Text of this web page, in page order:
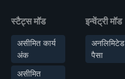
स्टैट्स मॉड
असीमित कार्य
अंक
असीमित
इन्वेंट्री मॉड
अनलिमिटेड
पैसा